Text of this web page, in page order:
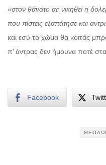
«στον θάνατο ας νικηθεί η
που πίστεις εξαπάτησε και
και εσύ το χώμα θα κοιτάς
π’ άντρας δεν ήμουνα ποτέ στα
Facebook